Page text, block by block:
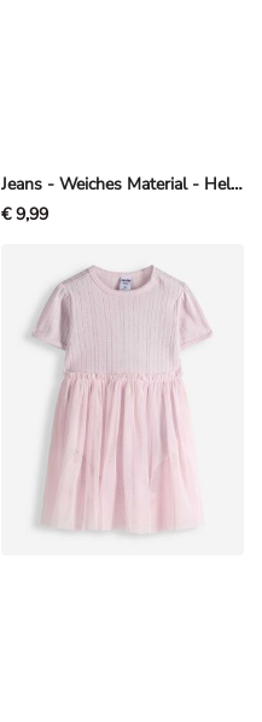
Jeans - Weiches Material - Hellgrau
€ 9,99